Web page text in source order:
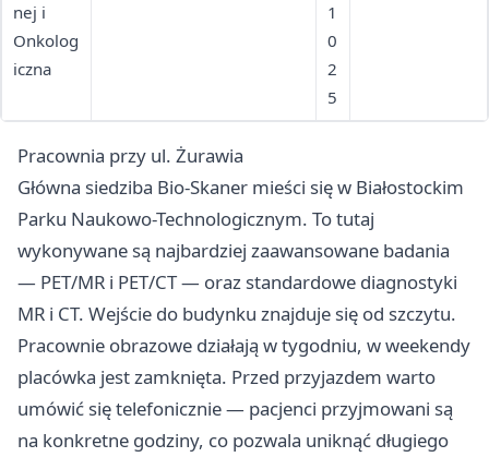
nej i
Onkolog
iczna
1
0
2
5
Pracownia przy ul. Żurawia
Główna siedziba Bio-Skaner mieści się w Białostockim
Parku Naukowo-Technologicznym. To tutaj
wykonywane są najbardziej zaawansowane badania
— PET/MR i PET/CT — oraz standardowe diagnostyki
MR i CT. Wejście do budynku znajduje się od szczytu.
Pracownie obrazowe działają w tygodniu, w weekendy
placówka jest zamknięta. Przed przyjazdem warto
umówić się telefonicznie — pacjenci przyjmowani są
na konkretne godziny, co pozwala uniknąć długiego